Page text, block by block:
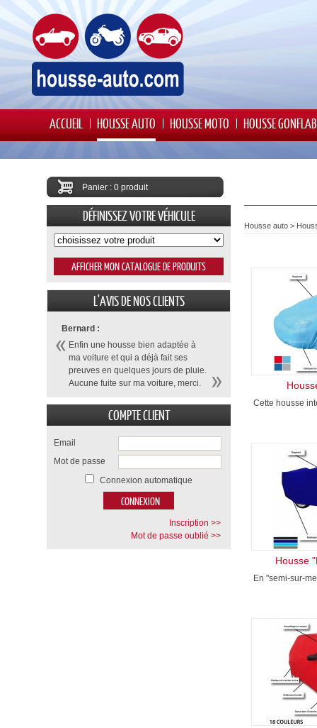
ACCUEIL HOUSSE AUTO HOUSSE MOTO HOUSSE
Housse auto >
Cette housse
Housse
En "semi-sur-
Panier : 0 produit
DÉFINISSEZ VOTRE VÉHICULE
L'AVIS DE NOS CLIENTS
Bernard :
Enfin une housse bien adaptée à
ma voiture et qui a déjà fait ses
preuves en quelques jours de pluie.
Aucune fuite sur ma voiture, merci.
COMPTE CLIENT
Email
Mot de passe
Connexion automatique
Inscription >>
Mot de passe oublié >>